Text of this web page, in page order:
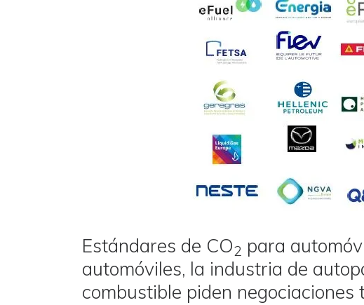
Estándares de CO2 para
automóviles, la industria de
combustible piden